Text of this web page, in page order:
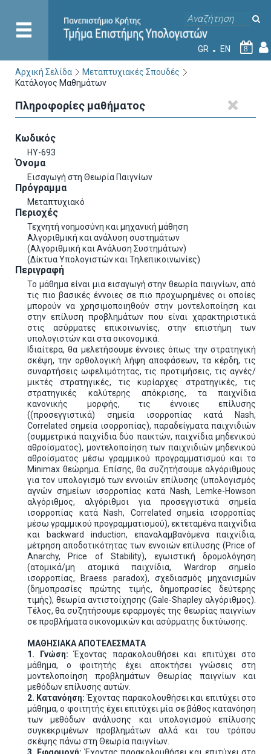
GR EN 8
Αρχική Σελίδα
Μεταπτυχιακές Σπουδές
Κατάλογος Μαθημάτων
Πληροφορίες μαθήματος
Κωδικός
ΗΥ-693
Όνομα
Εισαγωγή στη Θεωρία Παιγνίων
Πρόγραμμα
Μεταπτυχιακό
Περιοχές
Τεχνητή νοημοσύνη και μηχανική μάθηση
Αλγοριθμική και ανάλυση συστημάτων
(Αλγοριθμική και Ανάλυση Συστημάτων)
(Δίκτυα Υπολογιστών και Τηλεπικοινωνίες)
Περιγραφή
Το μάθημα είναι μια εισαγωγή στην θεωρία παιγνίων, από
τις πιο βασικές έννοιες σε πιο προχωρημένες οι οποίες
μπορούν να χρησιμοποιηθούν στην μοντελοποίηση και
στην επίλυση προβλημάτων που είναι χαρακτηριστικά
στις ασύρματες επικοινωνίες, στην επιστήμη των
υπολογιστών και στα οικονομικά.
Ιδιαίτερα, θα μελετήσουμε έννοιες όπως την στρατηγική
σκέψη, την ορθολογική λήψη αποφάσεων, τα κέρδη, τις
συναρτήσεις ωφελιμότητας, τις προτιμήσεις, τις αγνές/
μικτές στρατηγικές, τις κυρίαρχες στρατηγικές, τις
στρατηγικές καλύτερης απόκρισης, τα παιχνίδια
κανονικής μορφής, τις έννοιες επίλυσης
((προσεγγιστικά) σημεία ισορροπίας κατά Nash,
Correlated σημεία ισορροπίας), παραδείγματα παιχνιδιών
(συμμετρικά παιχνίδια δύο παικτών, παιχνίδια μηδενικού
αθροίσματος), μοντελοποίηση των παιχνιδιών μηδενικού
αθροίσματος μέσω γραμμικού προγραμματισμού και το
Minimax θεώρημα. Επίσης, θα συζητήσουμε αλγόριθμους
για τον υπολογισμό των εννοιών επίλυσης (υπολογισμός
αγνών σημείων ισορροπίας κατά Nash, Lemke-Howson
αλγόριθμος, αλγόριθμοι για προσεγγιστικά σημεία
ισορροπίας κατά Nash, Correlated σημεία ισορροπίας
μέσω γραμμικού προγραμματισμού), εκτεταμένα παιχνίδια
και backward induction, επαναλαμβανόμενα παιχνίδια,
μέτρηση αποδοτικότητας των εννοιών επίλυσης (Price of
Anarchy, Price of Stability), εγωιστική δρομολόγηση
(ατομικά/μη ατομικά παιχνίδια, Wardrop σημείο
ισορροπίας, Braess paradox), σχεδιασμός μηχανισμών
(δημοπρασίες πρώτης τιμής, δημοπρασίες δεύτερης
τιμής), θεωρία αντιστοίχησης (Gale-Shapley αλγόριθμος).
Τέλος, θα συζητήσουμε εφαρμογές της θεωρίας παιγνίων
σε προβλήματα οικονομικών και ασύρματης δικτύωσης.
ΜΑΘΗΣΙΑΚΑ ΑΠΟΤΕΛΕΣΜΑΤΑ
1. Γνώση:Έχοντας παρακολουθήσει και επιτύχει στο
μάθημα, ο φοιτητής έχει αποκτήσει γνώσεις στη
μοντελοποίηση προβλημάτων Θεωρίας παιγνίων και
μεθόδων επίλυσης αυτών.
2. Κατανόηση:Έχοντας παρακολουθήσει και επιτύχει στο
μάθημα, ο φοιτητής έχει επιτύχει μία σε βάθος κατανόηση
των μεθόδων ανάλυσης και υπολογισμού επίλυσης
συγκεκριμένων προβλημάτων αλλά και του τρόπου
σκέψης πάνω στη Θεωρία παιγνίων.